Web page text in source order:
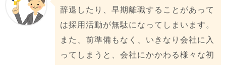
辞退したり、早期離職することがあって
は採用活動が無駄になってしまいます。
また、前準備もなく、いきなり会社に入
ってしまうと、会社にかかわる様々な初